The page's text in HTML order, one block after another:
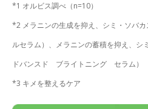
*1 オルビス調べ（n=10）
*2 メラニンの生成を抑え、シミ・ソバ
ルセラム）、メラニンの蓄積を抑え、
ドバンスド ブライトニング セラム）
*3 キメを整えるケア